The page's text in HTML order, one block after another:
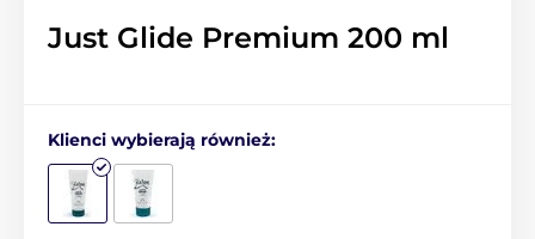
Just Glide Premium 200 ml
Klienci wybierają również: